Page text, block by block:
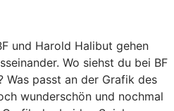
und Harold Halibut gehen
Wo siehst du bei BF
Was passt an der Grafik des
wunderschön und nochmal